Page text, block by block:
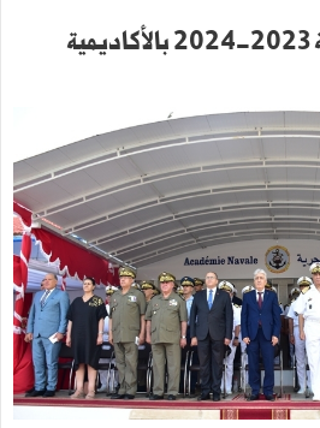
اختتام السنة الجامعية 2023-2024 بالأكاديمية